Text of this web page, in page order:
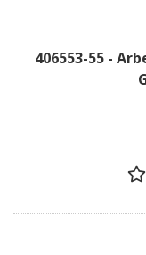
406553-55 -